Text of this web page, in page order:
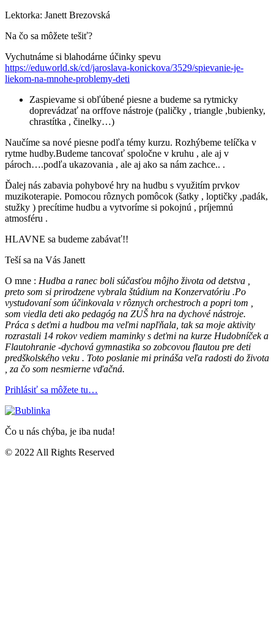
Lektorka: Janett Brezovská
Na čo sa môžete tešiť?
Vychutnáme si blahodárne účinky spevu
https://eduworld.sk/cd/jaroslava-konickova/3529/spievanie-je-
liekom-na-mnohe-problemy-deti
Zaspievame si obľúbené piesne a budeme sa rytmicky
doprevádzať na orffove nástroje (paličky , triangle ,bubienky,
chrastítka , činelky…)
Naučíme sa nové piesne podľa témy kurzu. Rozhýbeme telíčka v
rytme hudby.Budeme tancovať spoločne v kruhu , ale aj v
pároch….podľa ukazovania , ale aj ako sa nám zachce.. .
Ďalej nás zabavia pohybové hry na hudbu s využitím prvkov
muzikoterapie. Pomocou rôznych pomôcok (šatky , loptičky ,padák,
stužky ) precítime hudbu a vytvoríme si pokojnú , príjemnú
atmosféru .
HLAVNE sa budeme zabávať!!
Teší sa na Vás Janett
O mne : Hudba a ranec boli súčasťou môjho života od detstva ,
preto som si prirodzene vybrala štúdium na Konzervatóriu .Po
vystudovaní som účinkovala v rôznych orchestroch a popri tom ,
som viedla deti ako pedagóg na ZUŠ hra na dychové nástroje.
Práca s deťmi a hudbou ma veľmi napľňala, tak sa moje aktivity
rozrastali 14 rokov vediem maminky s deťmi na kurze Hudobníček a
Flautohranie -dychová gymnastika so zobcovou flautou pre deti
predškolského veku . Toto poslanie mi prináša veľa radosti do života
, za čo som nesmierne vďačná.
Prihlásiť sa môžete tu…
Čo u nás chýba, je iba nuda!
© 2022 All Rights Reserved